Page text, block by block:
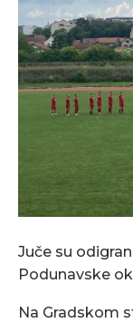
Juče su
Podunavske
Na Gradskom